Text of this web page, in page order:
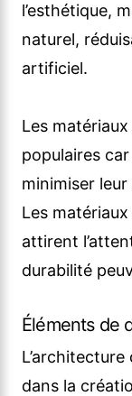
l’esthétique,
naturel,
artificiel.
Les
populaires
minimiser
Les
attirent
durabilité
Éléments de
dans la